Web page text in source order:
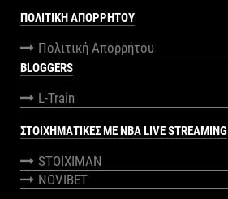
ΠΟΛΙΤΙΚΉ ΑΠΟΡΡΉΤΟΥ
Πολιτική Απορρήτου
BLOGGERS
L-Train
ΣΤΟΙΧΗΜΑΤΙΚΕΣ ΜΕ NBA LIVE STREAMING
STOIXIMAN
NOVIBET